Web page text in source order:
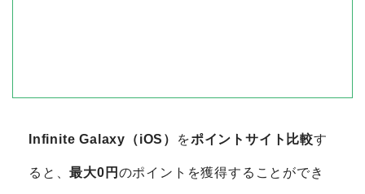
Infinite Galaxy（iOS） をポイントサイト比較す
ると、最大0円 のポイントを獲得することができ